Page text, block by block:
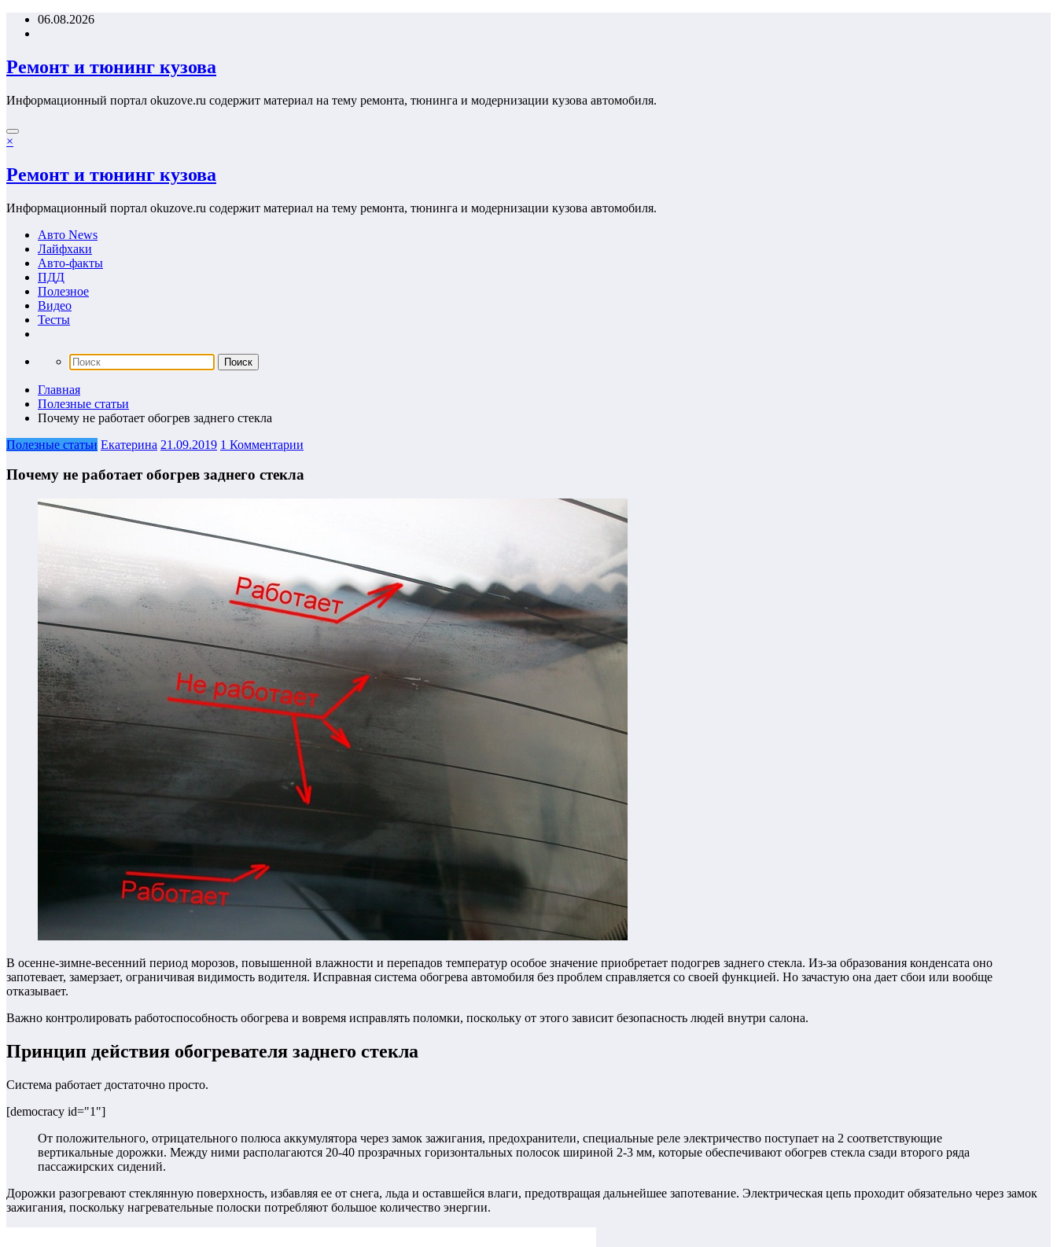
Перейти06.08.2026
Ремонт и тюнинг кузова
Информационный портал okuzove.ru содержит материал на тему ремонта, тюнинга и модернизации кузова автомобиля.
×
Ремонт и тюнинг кузова
Информационный портал okuzove.ru содержит материал на тему ремонта, тюнинга и модернизации кузова автомобиля.
Авто News
Лайфхаки
Авто-факты
ПДД
Полезное
Видео
Тесты
Главная
Полезные статьи
Почему не работает обогрев заднего стекла
Полезные статьи Екатерина 21.09.2019 1 Комментарии
Почему не работает обогрев заднего стекла
В осенне-зимне-весенний период морозов, повышенной влажности и перепадов температур особое значение приобретает подогрев заднего стекла. Из-за образования конденсата оно
запотевает, замерзает, ограничивая видимость водителя. Исправная система обогрева автомобиля без проблем справляется со своей функцией. Но зачастую она дает сбои или вообще
отказывает.
Важно контролировать работоспособность обогрева и вовремя исправлять поломки, поскольку от этого зависит безопасность людей внутри салона.
Принцип действия обогревателя заднего стекла
Система работает достаточно просто.
[democracy id="1"]
От положительного, отрицательного полюса аккумулятора через замок зажигания, предохранители, специальные реле электричество поступает на 2 соответствующие
вертикальные дорожки. Между ними располагаются 20-40 прозрачных горизонтальных полосок шириной 2-3 мм, которые обеспечивают обогрев стекла сзади второго ряда
пассажирских сидений.
Дорожки разогревают стеклянную поверхность, избавляя ее от снега, льда и оставшейся влаги, предотвращая дальнейшее запотевание. Электрическая цепь проходит обязательно через замок
зажигания, поскольку нагревательные полоски потребляют большое количество энергии.